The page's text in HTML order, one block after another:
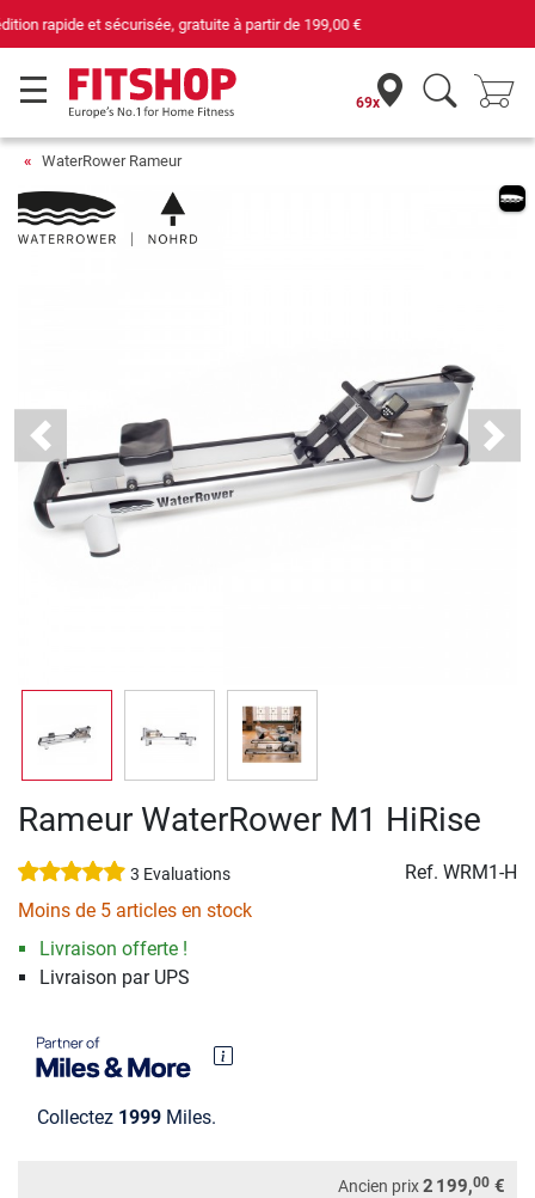
69 magasins avec 75 techniciens
69x
WaterRower Rameur
Previous Next
Rameur WaterRower M1 HiRise
3 Evaluations Ref. WRM1-H
Moins de 5 articles en stock
Livraison offerte !
Livraison par UPS
Collectez 1999 Miles.
Ancien prix2 199,00 €